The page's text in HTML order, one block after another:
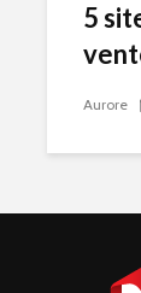
5
Aurore